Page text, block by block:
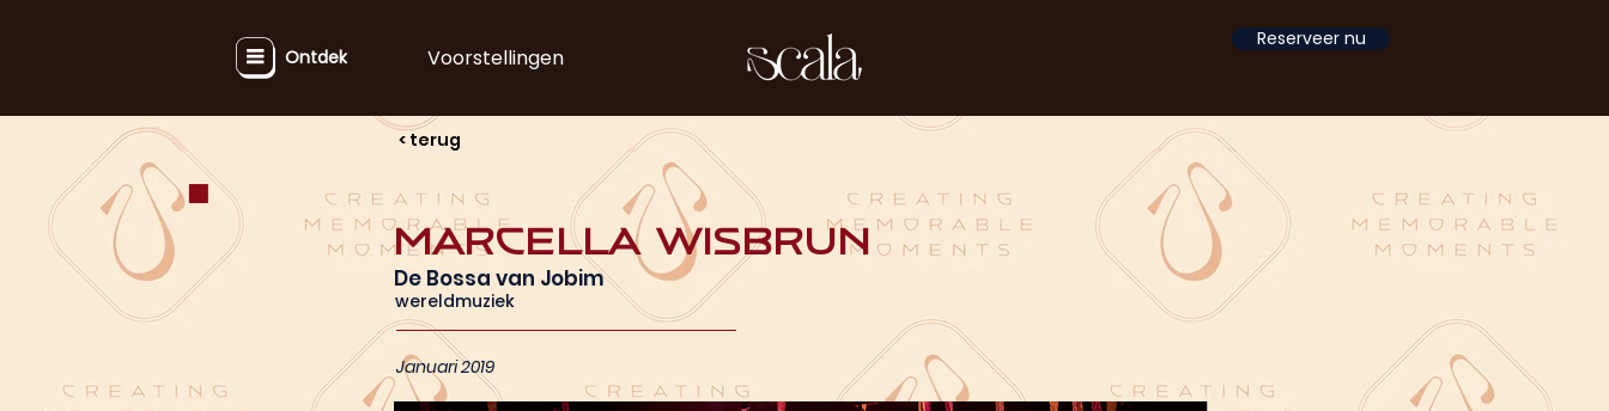
Ontdek Voorstellingen
Reserveer nu
< terug
wereldmuziek
Marcella Wisbrun
De Bossa van Jobim
Januari 2019